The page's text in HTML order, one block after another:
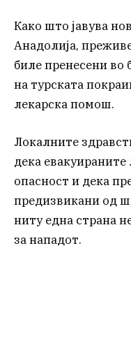
Како што јавува
Анадолија,
биле пренесени во
на турската
лекарска помош.
Локалните
дека
опасност и дека
предизвикани од
ниту една страна
за нападот.